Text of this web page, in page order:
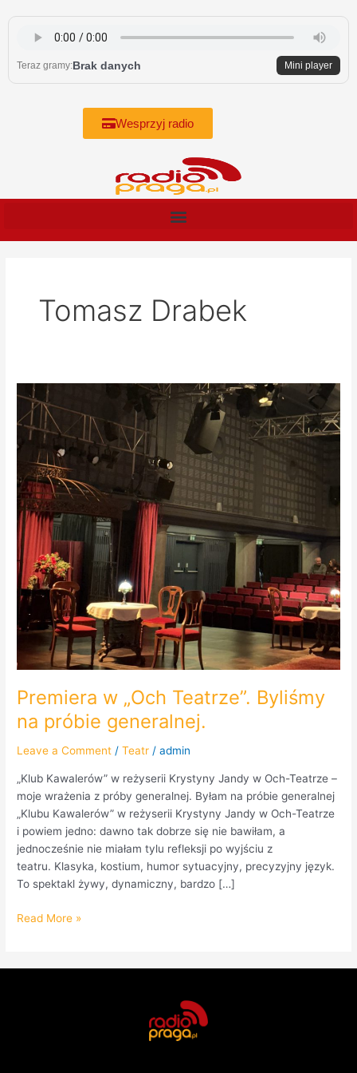
content
Teraz gramy:Brak danych Mini player
Wesprzyj radio
Tomasz Drabek
Premiera w „Och Teatrze”. Byliśmy
na próbie generalnej.
Leave a Comment /Teatr /admin
„Klub Kawalerów” w reżyserii Krystyny Jandy w Och-Teatrze –
moje wrażenia z próby generalnej. Byłam na próbie generalnej
„Klubu Kawalerów” w reżyserii Krystyny Jandy w Och-Teatrze
i powiem jedno: dawno tak dobrze się nie bawiłam, a
jednocześnie nie miałam tylu refleksji po wyjściu z
teatru. Klasyka, kostium, humor sytuacyjny, precyzyjny język.
To spektakl żywy, dynamiczny, bardzo […]
Premiera
„Och
Teatrze”.
Byliśmy
na
próbie
generalnej.
Read More »